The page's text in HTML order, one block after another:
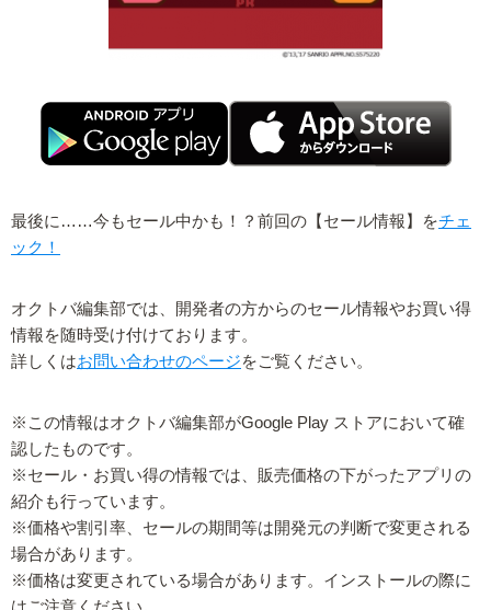
最後に……今もセール中かも！？前回の【セール情報】をチェ
ック！
オクトバ編集部では、開発者の方からのセール情報やお買い得
情報を随時受け付けております。
詳しくはお問い合わせのページをご覧ください。
※この情報はオクトバ編集部がGoogle Play ストアにおいて確
認したものです。
※セール・お買い得の情報では、販売価格の下がったアプリの
紹介も行っています。
※価格や割引率、セールの期間等は開発元の判断で変更される
場合があります。
※価格は変更されている場合があります。インストールの際に